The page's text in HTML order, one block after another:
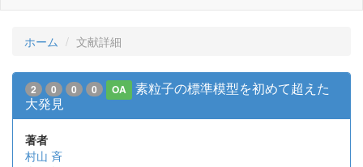
ホーム 文献詳細
2 0 0 0 OA
素粒子の標準模型を初めて超えた
大発見
著者
村山 斉